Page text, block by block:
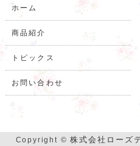
ホーム
商品紹介
トピックス
お問い合わせ
Copyright ©株式会社ローズ